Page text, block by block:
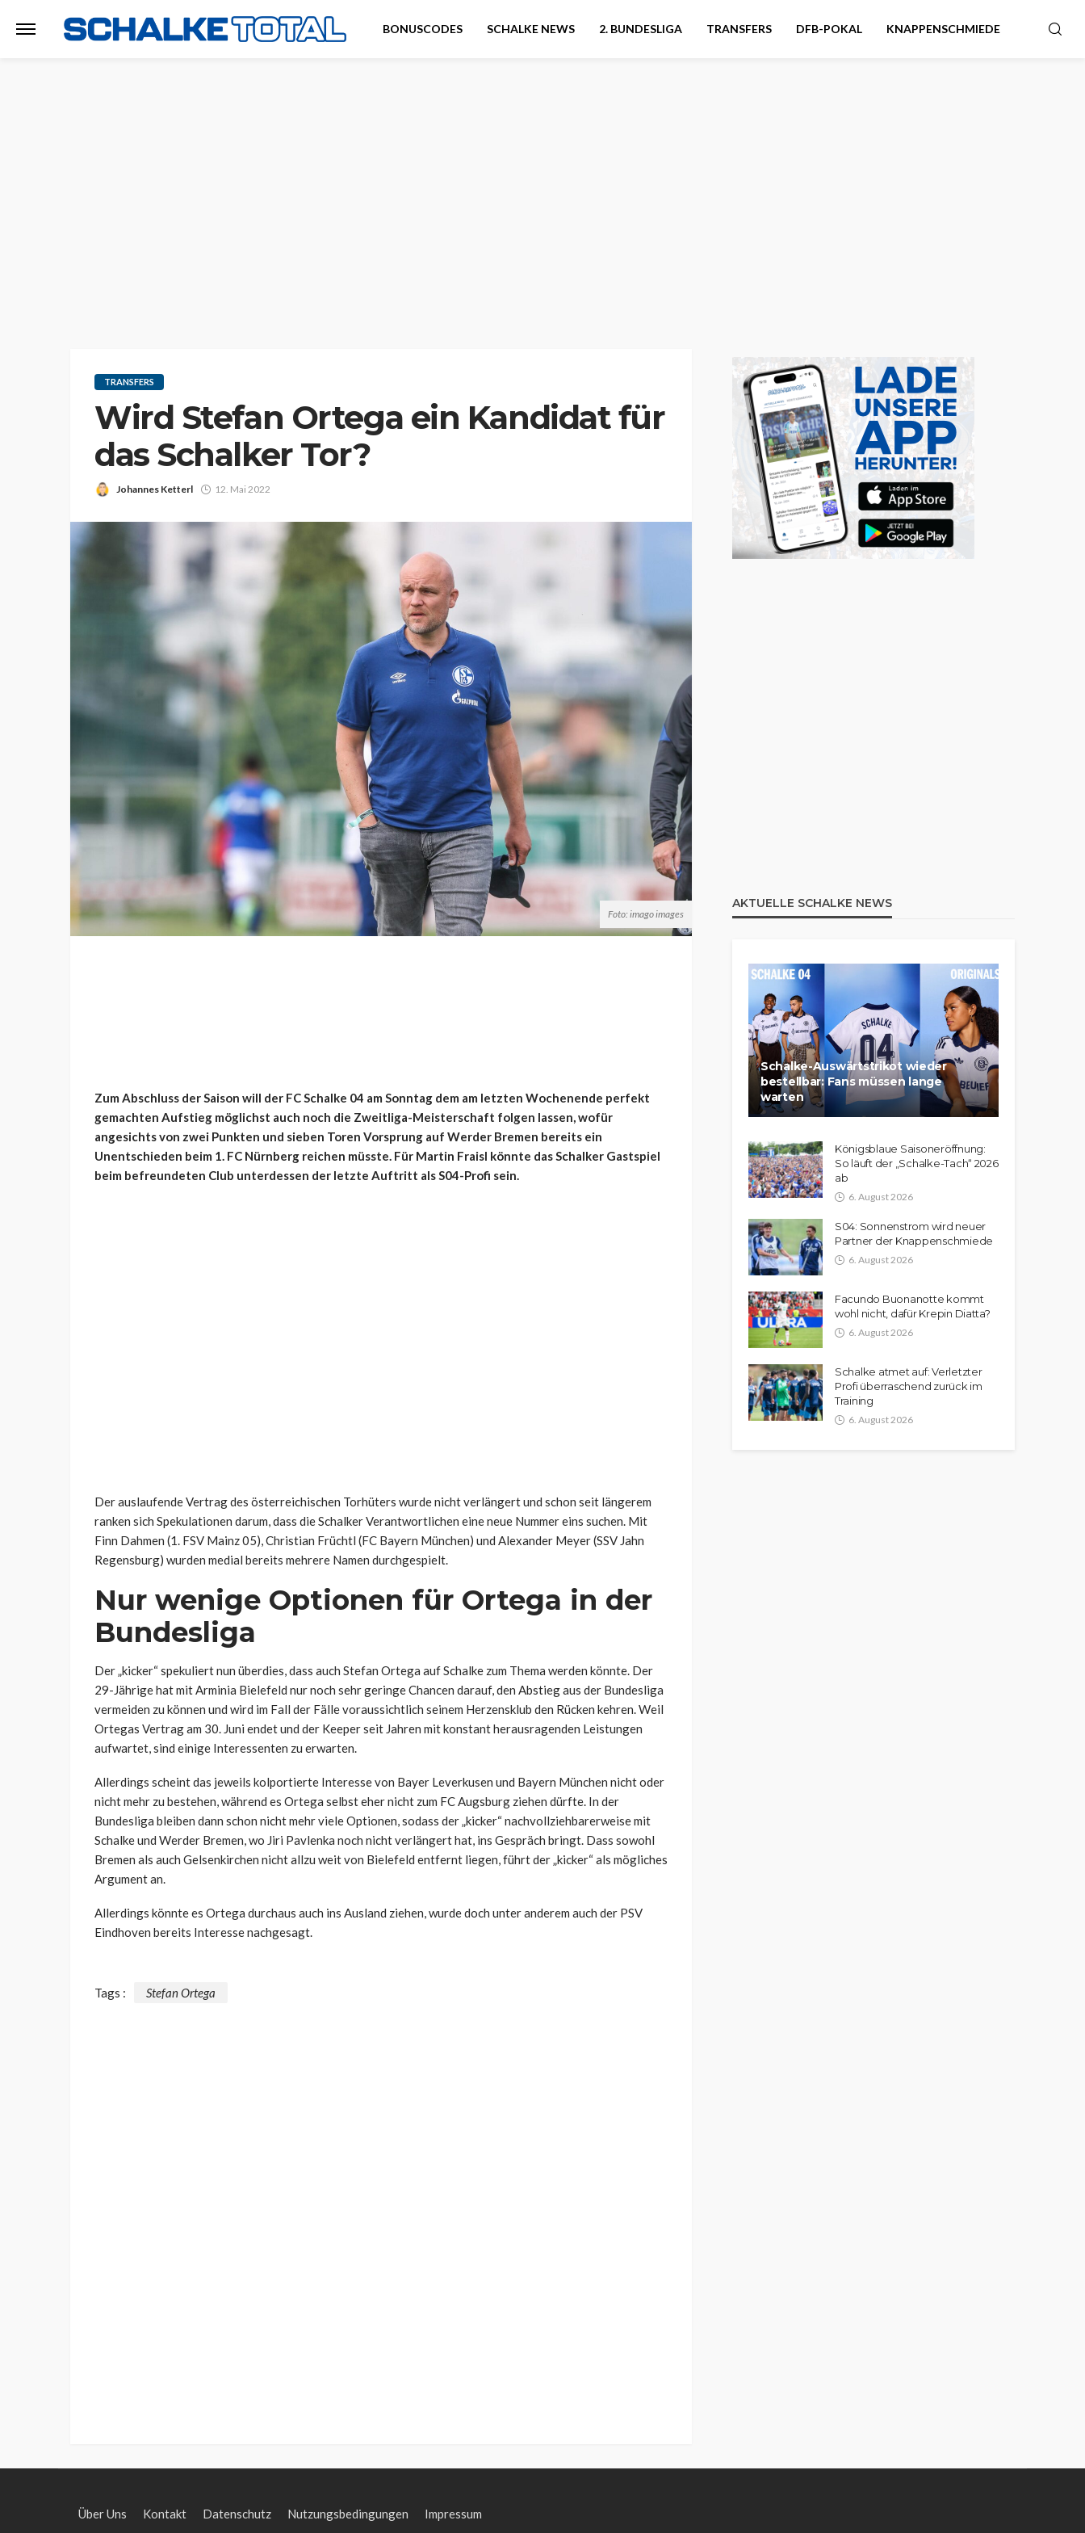
BONUSCODES SCHALKE NEWS 2. BUNDESLIGA TRANSFERS DFB-POKAL KNAPPENSCHMIEDE
TRANSFERS
Wird Stefan Ortega ein Kandidat für
das Schalker Tor?
Johannes Ketterl 12. Mai 2022
Foto: imago images
Zum Abschluss der Saison will der FC Schalke 04 am Sonntag dem am letzten Wochenende perfekt
gemachten Aufstieg möglichst auch noch die Zweitliga-Meisterschaft folgen lassen, wofür
angesichts von zwei Punkten und sieben Toren Vorsprung auf Werder Bremen bereits ein
Unentschieden beim 1. FC Nürnberg reichen müsste. Für Martin Fraisl könnte das Schalker Gastspiel
beim befreundeten Club unterdessen der letzte Auftritt als S04-Profi sein.
Der auslaufende Vertrag des österreichischen Torhüters wurde nicht verlängert und schon seit längerem
ranken sich Spekulationen darum, dass die Schalker Verantwortlichen eine neue Nummer eins suchen. Mit
Finn Dahmen (1. FSV Mainz 05), Christian Früchtl (FC Bayern München) und Alexander Meyer (SSV Jahn
Regensburg) wurden medial bereits mehrere Namen durchgespielt.
Nur wenige Optionen für Ortega in der
Bundesliga
Der „kicker“ spekuliert nun überdies, dass auch Stefan Ortega auf Schalke zum Thema werden könnte. Der
29-Jährige hat mit Arminia Bielefeld nur noch sehr geringe Chancen darauf, den Abstieg aus der Bundesliga
vermeiden zu können und wird im Fall der Fälle voraussichtlich seinem Herzensklub den Rücken kehren. Weil
Ortegas Vertrag am 30. Juni endet und der Keeper seit Jahren mit konstant herausragenden Leistungen
aufwartet, sind einige Interessenten zu erwarten.
Allerdings scheint das jeweils kolportierte Interesse von Bayer Leverkusen und Bayern München nicht oder
nicht mehr zu bestehen, während es Ortega selbst eher nicht zum FC Augsburg ziehen dürfte. In der
Bundesliga bleiben dann schon nicht mehr viele Optionen, sodass der „kicker“ nachvollziehbarerweise mit
Schalke und Werder Bremen, wo Jiri Pavlenka noch nicht verlängert hat, ins Gespräch bringt. Dass sowohl
Bremen als auch Gelsenkirchen nicht allzu weit von Bielefeld entfernt liegen, führt der „kicker“ als mögliches
Argument an.
Allerdings könnte es Ortega durchaus auch ins Ausland ziehen, wurde doch unter anderem auch der PSV
Eindhoven bereits Interesse nachgesagt.
Tags : Stefan Ortega
AKTUELLE SCHALKE NEWS
Schalke-Auswärtstrikot wieder
bestellbar: Fans müssen lange
warten
Königsblaue Saisoneröffnung:
So läuft der „Schalke-Tach“ 2026
ab
6. August 2026
S04: Sonnenstrom wird neuer
Partner der Knappenschmiede
6. August 2026
Facundo Buonanotte kommt
wohl nicht, dafür Krepin Diatta?
6. August 2026
Schalke atmet auf: Verletzter
Profi überraschend zurück im
Training
6. August 2026
Über Uns Kontakt Datenschutz Nutzungsbedingungen Impressum